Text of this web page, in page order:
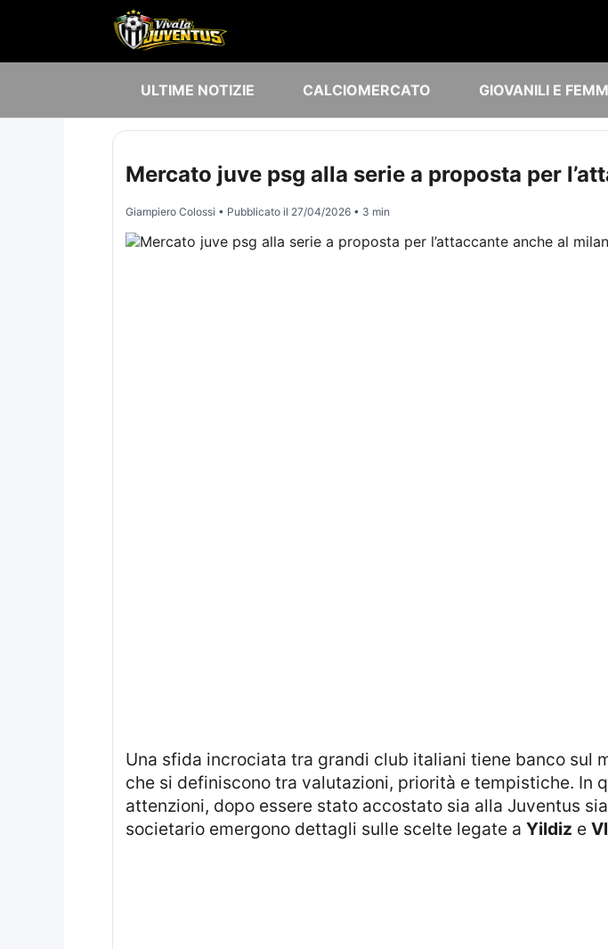
ULTIME NOTIZIE CALCIOMERCATO GIOVANILI E
Mercato juve psg alla serie a proposta per
Giampiero Colossi • Pubblicato il 27/04/2026• 3 min
Una sfida incrociata tra grandi club italiani tiene banco sul mercato, con nomi che continuano a circolare e strategie
che si definiscono tra valutazioni, priorità e tempistiche. In
attenzioni, dopo essere stato accostato sia alla Juventus
societario emergono dettagli sulle scelte legate a Yildiz e